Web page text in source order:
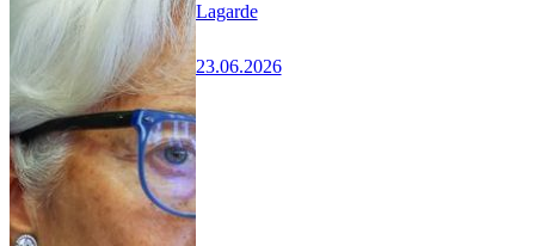
Lagarde
23.06.2026